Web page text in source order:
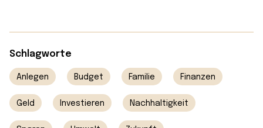
Schlagworte
Anlegen Budget Familie Finanzen
Geld Investieren Nachhaltigkeit